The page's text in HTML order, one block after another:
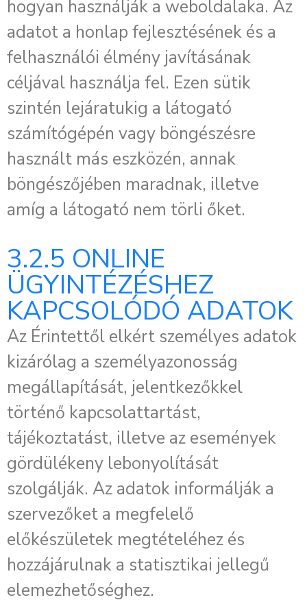
hogyan használják a weboldalaka. Az
adatot a honlap fejlesztésének és a
felhasználói élmény javításának
céljával használja fel. Ezen sütik
szintén lejáratukig a látogató
számítógépén vagy böngészésre
használt más eszközén, annak
böngészőjében maradnak, illetve
amíg a látogató nem törli őket.
3.2.5 ONLINE
ÜGYINTÉZÉSHEZ
KAPCSOLÓDÓ ADATOK
Az Érintettől elkért személyes adatok
kizárólag a személyazonosság
megállapítását, jelentkezőkkel
történő kapcsolattartást,
tájékoztatást, illetve az események
gördülékeny lebonyolítását
szolgálják. Az adatok informálják a
szervezőket a megfelelő
előkészületek megtételéhez és
hozzájárulnak a statisztikai jellegű
elemezhetőséghez.